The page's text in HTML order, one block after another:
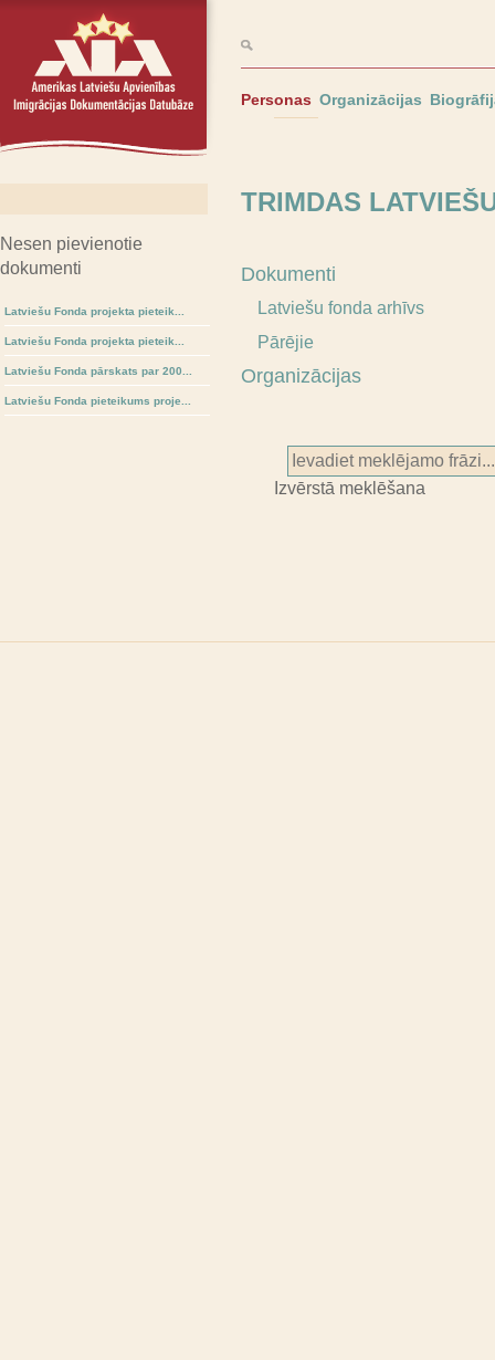
Personas Organizācijas
Nesen pievienotie
dokumenti
Latviešu Fonda projekta pieteik...
Latviešu Fonda projekta pieteik...
Latviešu Fonda pārskats par 200...
Latviešu Fonda pieteikums proje...
TRIMDAS
Dokumenti
Latviešu fonda arhīvs
Pārējie
Organizācijas
Izvērstā meklēšana